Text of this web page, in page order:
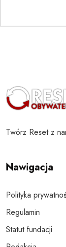
Twórz Reset z
Nawigacja
Polityka
Regulamin
Statut fundacji